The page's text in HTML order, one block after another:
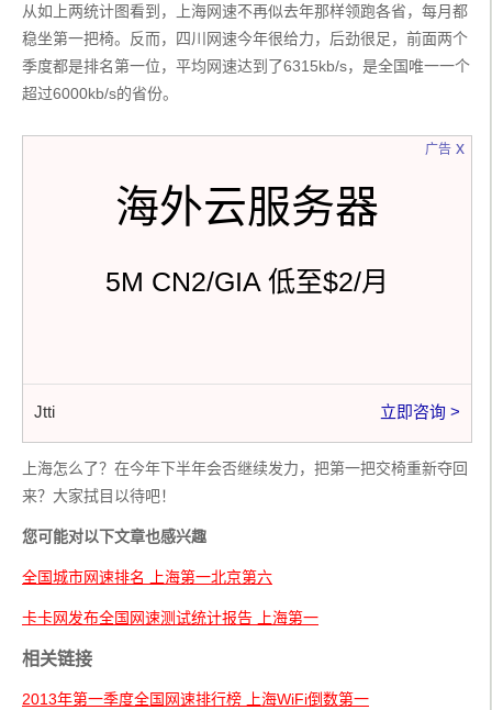
从如上两统计图看到，上海网速不再似去年那样领跑各省，每月都
稳坐第一把椅。反而，四川网速今年很给力，后劲很足，前面两个
季度都是排名第一位，平均网速达到了6315kb/s，是全国唯一一个
超过6000kb/s的省份。
广告
海外云服务器
5M CN2/GIA 低至$2/月
Jtti 立即咨询 >
x
上海怎么了？在今年下半年会否继续发力，把第一把交椅重新夺回
来？大家拭目以待吧！
您可能对以下文章也感兴趣
全国城市网速排名 上海第一北京第六
卡卡网发布全国网速测试统计报告 上海第一
相关链接
2013年第一季度全国网速排行榜 上海WiFi倒数第一